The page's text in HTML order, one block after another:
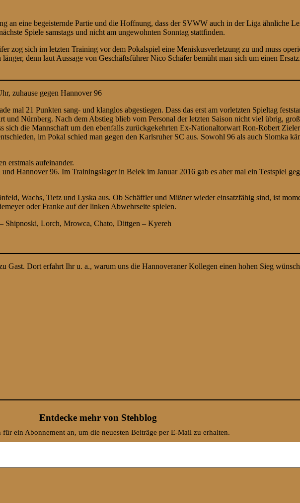
an eine begeisternde Partie und die Hoffnung, dass der SVWW auch in der Liga ähnliche
Spiele samstags und nicht am ungewohnten Sonntag stattfinden.
zog sich im letzten Training vor dem Pokalspiel eine Meniskusverletzung zu und muss
denn laut Aussage von Geschäftsführer Nico Schäfer bemüht man sich um einen
zuhause gegen Hannover 96
mal 21 Punkten sang- und klanglos abgestiegen. Dass das erst am vorletzten Spieltag
Nürnberg. Nach dem Abstieg blieb vom Personal der letzten Saison nicht viel übrig,
die Mannschaft um den ebenfalls zurückgekehrten Ex-Nationaltorwart Ron-Robert
im Pokal schied man gegen den Karlsruher SC aus. Sowohl 96 als auch Slomka
erstmals aufeinander.
Hannover 96. Im Trainingslager in Belek im Januar 2016 gab es aber mal ein Testspiel
Wachs, Tietz und Lyska aus. Ob Schäffler und Mißner wieder einsatzfähig sind, ist
oder Franke auf der linken Abwehrseite spielen.
Shipnoski, Lorch, Mrowca, Chato, Dittgen – Kyereh
Gast. Dort erfahrt Ihr u. a., warum uns die Hannoveraner Kollegen einen hohen Sieg
Entdecke mehr von Stehblog
für ein Abonnement an, um die neuesten Beiträge per E-Mail zu erhalten.